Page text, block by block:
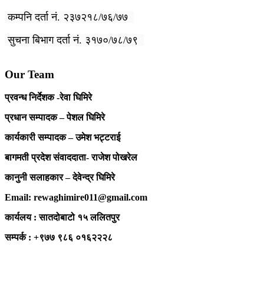
कम्पनि दर्ता नं. २३७२१८/७६/७७
सुचना बिभाग दर्ता नं. ३१७०/७८/७९
Our Team
प्रवन्ध निर्देशक -रेवा घिमिरे
प्रधान सम्पादक – पेशल घिमिरे
कार्यकारी सम्पादक – उमेश भट्टराई
बागमती प्रदेश संवाददाता- राजेश पोखरेल
कानुनी सलाहकार – देवेन्द्र घिमिरे
Email: rewaghimire011@gmail.com
कार्यलय : सातदोबाटो १५ ललितपुर
सम्पर्क : +९७७ ९८६ ०१६२२२८